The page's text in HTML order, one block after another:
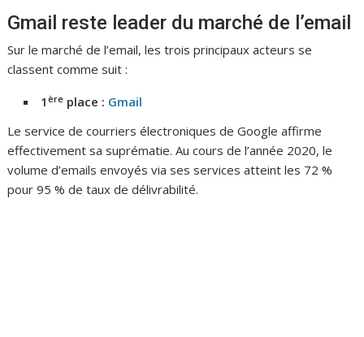
Gmail reste leader du marché de l’email
Sur le marché de l’email, les trois principaux acteurs se
classent comme suit :
1ère place : Gmail
Le service de courriers électroniques de Google affirme
effectivement sa suprématie. Au cours de l’année 2020, le
volume d’emails envoyés via ses services atteint les 72 %
pour 95 % de taux de délivrabilité.